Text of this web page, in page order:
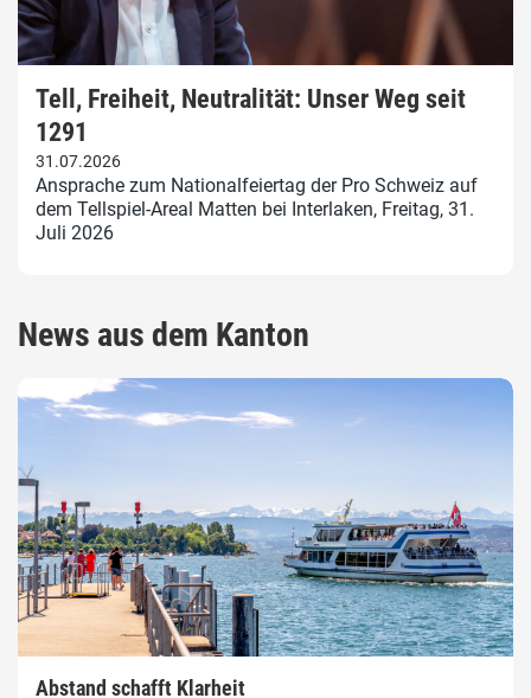
Tell, Freiheit, Neutralität: Unser Weg seit
1291
31.07.2026
Ansprache zum Nationalfeiertag der Pro Schweiz auf
dem Tellspiel-Areal Matten bei Interlaken, Freitag, 31.
Juli 2026
News aus dem Kanton
Abstand schafft Klarheit